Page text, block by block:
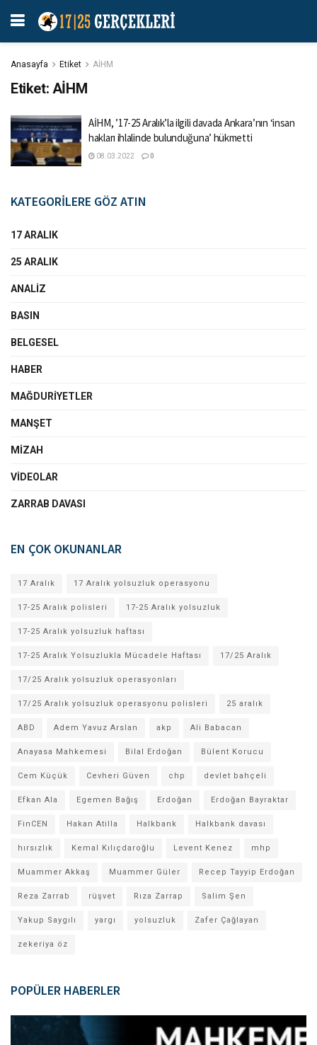
Anasayfa Etiket AİHM
Etiket: AİHM
AİHM, ’17-25 Aralık’la ilgili davada Ankara’nın ‘insan
hakları ihlalinde bulunduğuna’ hükmetti
08.03.2022 0
KATEGORİLERE GÖZ ATIN
17 ARALIK
25 ARALIK
ANALIZ
BASIN
BELGESEL
HABER
MAĞDURIYETLER
MANŞET
MIZAH
VIDEOLAR
ZARRAB DAVASI
EN ÇOK OKUNANLAR
17 Aralık 17 Aralık yolsuzluk operasyonu
17-25 Aralık polisleri 17-25 Aralık yolsuzluk
17-25 Aralık yolsuzluk haftası
17-25 Aralık Yolsuzlukla Mücadele Haftası 17/25 Aralık
17/25 Aralık yolsuzluk operasyonları
17/25 Aralık yolsuzluk operasyonu polisleri 25 aralık
ABD Adem Yavuz Arslan akp Ali Babacan
Anayasa Mahkemesi Bilal Erdoğan Bülent Korucu
Cem Küçük Cevheri Güven chp devlet bahçeli
Efkan Ala Egemen Bağış Erdoğan Erdoğan Bayraktar
FinCEN Hakan Atilla Halkbank Halkbank davası
hırsızlık Kemal Kılıçdaroğlu Levent Kenez mhp
Muammer Akkaş Muammer Güler Recep Tayyip Erdoğan
Reza Zarrab rüşvet Rıza Zarrap Salim Şen
Yakup Saygılı yargı yolsuzluk Zafer Çağlayan
zekeriya öz
POPÜLER HABERLER